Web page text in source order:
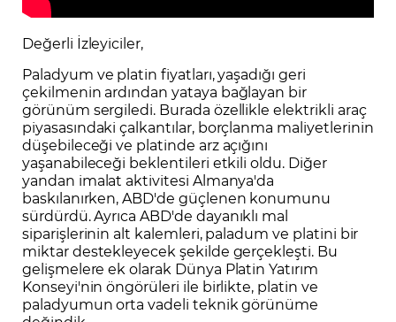
Değerli İzleyiciler,
Paladyum ve platin fiyatları, yaşadığı geri
çekilmenin ardından yataya bağlayan bir
görünüm sergiledi. Burada özellikle elektrikli araç
piyasasındaki çalkantılar, borçlanma maliyetlerinin
düşebileceği ve platinde arz açığını
yaşanabileceği beklentileri etkili oldu. Diğer
yandan imalat aktivitesi Almanya'da
baskılanırken, ABD'de güçlenen konumunu
sürdürdü. Ayrıca ABD'de dayanıklı mal
siparişlerinin alt kalemleri, paladum ve platini bir
miktar destekleyecek şekilde gerçekleşti. Bu
gelişmelere ek olarak Dünya Platin Yatırım
Konseyi'nin öngörüleri ile birlikte, platin ve
paladyumun orta vadeli teknik görünüme